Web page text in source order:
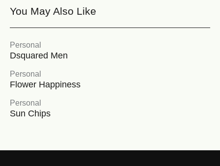
You May Also Like
Personal
Dsquared Men
Personal
Flower Happiness
Personal
Sun Chips